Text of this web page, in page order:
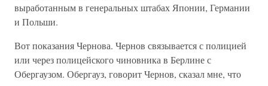
выработанным в генеральных штабах Японии, Германии
и Польши.
Вот показания Чернова. Чернов связывается с полицией
или через полицейского чиновника в Берлине с
Обергаузом. Обергауз, говорит Чернов, сказал мне, что